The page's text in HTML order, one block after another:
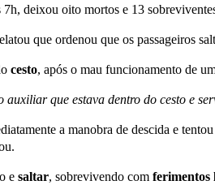
7h, deixou oito mortos e 13
que ordenou que os passageiros
cesto, após o mau funcionamento de
que estava dentro do cesto e
a manobra de descida e
e saltar, sobrevivendo com ferimentos